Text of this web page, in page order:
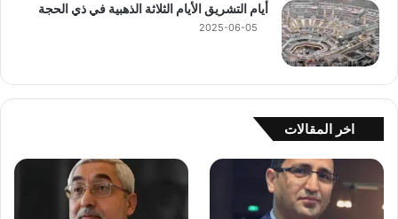
أيام التشريق الأيام الثلاثة الذهبية في ذي الحجة
2025-06-05
اخر المقالات